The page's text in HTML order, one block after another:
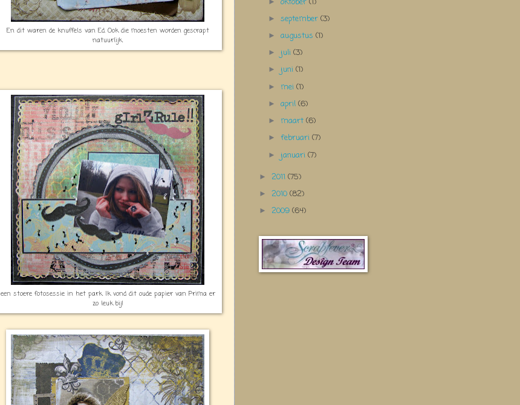
En dit waren de knuffels van Ed. Ook die moesten worden gescrapt
natuurlijk.
een stoere fotosessie in het park. Ik vond dit oude papier van Prima er
zo leuk bij!
►september(3)
►augustus(1)
► juli(3)
► juni(1)
► mei(1)
►april(6)
► maart(6)
►februari(7)
► januari(7)
► 2011 (75)
► 2010 (82)
► 2009 (64)